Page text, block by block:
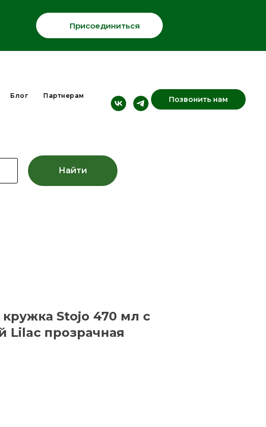
Присоединиться
Блог
Партнерам
Позвонить нам
Найти
Stojo 470 мл с
Lilac прозрачная